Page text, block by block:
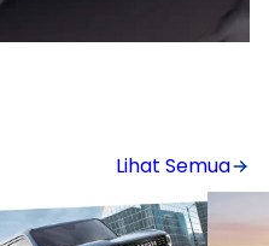
Lihat Semua